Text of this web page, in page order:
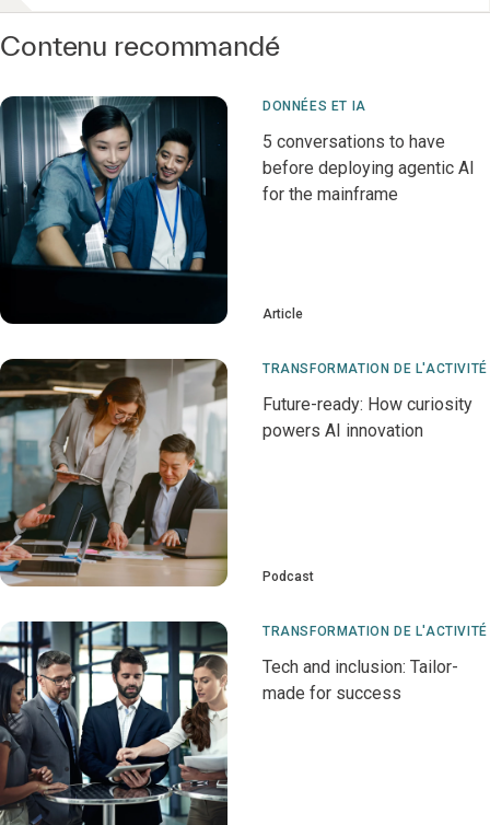
Contenu recommandé
DONNÉES ET IA
5 conversations to have
before deploying agentic AI
for the mainframe
Article
TRANSFORMATION DE L'ACTIVITÉ
Future-ready: How curiosity
powers AI innovation
Podcast
TRANSFORMATION DE L'ACTIVITÉ
Tech and inclusion: Tailor-
made for success